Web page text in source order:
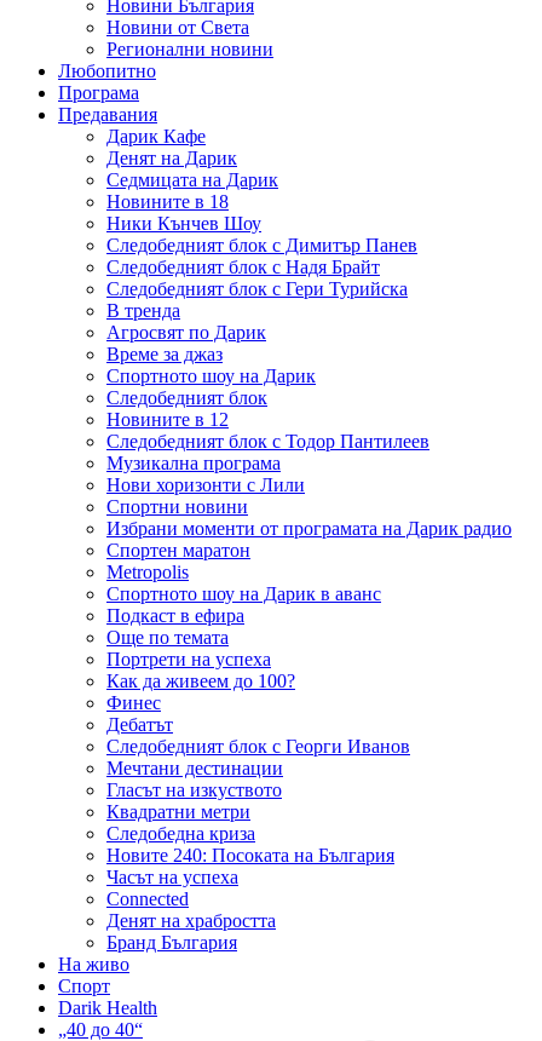
Новини България
Новини от Света
Регионални новини
Любопитно
Програма
Предавания
Дарик Кафе
Денят на Дарик
Седмицата на Дарик
Новините в 18
Ники Кънчев Шоу
Следобедният блок с Димитър Панев
Следобедният блок с Надя Брайт
Следобедният блок с Гери Турийска
В тренда
Агросвят по Дарик
Време за джаз
Спортното шоу на Дарик
Следобедният блок
Новините в 12
Следобедният блок с Тодор Пантилеев
Музикална програма
Нови хоризонти с Лили
Спортни новини
Избрани моменти от програмата на Дарик радио
Спортен маратон
Metropolis
Спортното шоу на Дарик в аванс
Подкаст в ефира
Още по темата
Портрети на успеха
Как да живеем до 100?
Финес
Дебатът
Следобедният блок с Георги Иванов
Мечтани дестинации
Гласът на изкуството
Квадратни метри
Следобедна криза
Новите 240: Посоката на България
Часът на успеха
Connected
Денят на храбростта
Бранд България
На живо
Спорт
Darik Health
„40 до 40“